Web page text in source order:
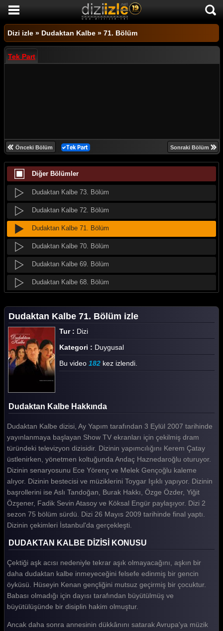
DİZİ İZLE
AKTİF DİZİLER
SON EKLENEN DİZİLER
DUYGUSAL
TARİHİ
TV SHOW
GENÇLİK
DİZİ HABERLERİ
Dizi izle » Dudaktan Kalbe » 71. Bölüm
Tek Part
Önceki Bölüm Sonraki Bölüm
Diğer Bölümler
Dudaktan Kalbe 75. Bölüm
Dudaktan Kalbe 74. Bölüm
Dudaktan Kalbe 73. Bölüm
Dudaktan Kalbe 72. Bölüm
Dudaktan Kalbe 71. Bölüm
Dudaktan Kalbe 70. Bölüm
Dudaktan Kalbe 69. Bölüm
Dudaktan Kalbe 68. Bölüm
Dudaktan Kalbe 66. Bölüm
Dudaktan Kalbe 65. Bölüm
Dudaktan Kalbe 64. Bölüm
Dudaktan Kalbe 63. Bölüm
Dudaktan Kalbe 61. Bölüm
Dudaktan Kalbe 60. Bölüm
Dudaktan Kalbe 59. Bölüm
Dudaktan Kalbe 58. Bölüm
Dudaktan Kalbe 57. Bölüm
Dudaktan Kalbe 56. Bölüm
Dudaktan Kalbe 55. Bölüm
Dudaktan Kalbe 53. Bölüm
Dudaktan Kalbe 52. Bölüm
Dudaktan Kalbe 51. Bölüm
Dudaktan Kalbe 50. Bölüm
Dudaktan Kalbe 49. Bölüm
Dudaktan Kalbe 71. Bölüm izle
Tur : Dizi
Kategori : Duygusal
Bu video 182 kez izlendi.
Dudaktan Kalbe Hakkında
Dudaktan Kalbe dizisi, Ay Yapım tarafından 3 Eylül 2007 tarihinde
yayınlanmaya başlayan Show TV ekranları için çekilmiş dram
türündeki televizyon dizisidir. Dizinin yapımcılığını Kerem Çatay
üstlenirken, yönetmen koltuğunda Andaç Haznedaroğlu oturuyor.
Dizinin senaryosunu Ece Yörenç ve Melek Gençoğlu kaleme
alıyor. Dizinin bestecisi ve müziklerini Toygar Işıklı yapıyor. Dizinin
başrollerini ise Aslı Tandoğan, Burak Hakkı, Özge Özder, Yiğit
Özşener, Fadik Sevin Atasoy ve Köksal Engür paylaşıyor. Dizi 2
sezon 75 bölüm sürdü. Dizi 26 Mayıs 2009 tarihinde final yaptı.
Dizinin çekimleri İstanbul'da gerçekleşti.
DUDAKTAN KALBE DİZİSİ KONUSU
Çektiği aşk acısı nedeniyle tekrar aşık olmayacağını, aşkın bir
daha dudaktan kalbe inmeyeceğini felsefe edinmiş bir gencin
öyküsü. Hüseyin Kenan gençliğini mutsuz geçirmiş bir çocuktur.
Babası olmadığı için dayısı tarafından büyütülmüş ve
büyütülüşünde bir disiplin hakim olmuştur.
Ancak daha sonra annesinin dükkânını satarak Avrupa'ya müzik